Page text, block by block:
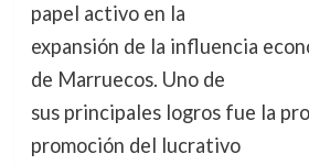
papel activo en la
expansión de la influencia
de Marruecos. Uno de
sus principales logros fue la
promoción del lucrativo